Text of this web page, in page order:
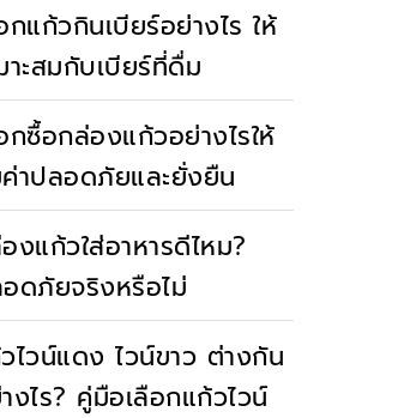
กแก้วกินเบียร์อย่างไร ให้
าะสมกับเบียร์ที่ดื่ม
กซื้อกล่องแก้วอย่างไรให้
าปลอดภัยและยั่งยืน
งแก้วใส่อาหารดีไหม?
ดภัยจริงหรือไม่
ไวน์แดง ไวน์ขาว ต่างกัน
งไร? คู่มือเลือกแก้วไวน์